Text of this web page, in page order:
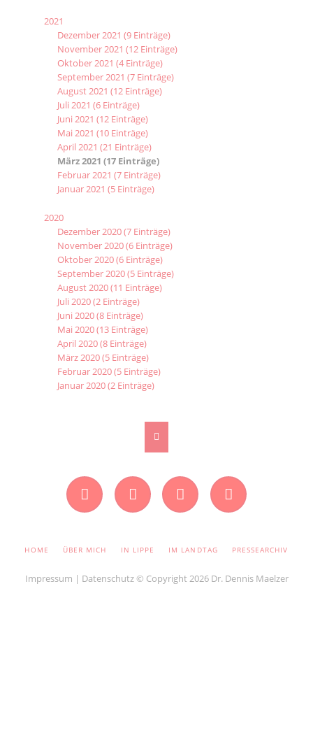
2021
Dezember 2021 (9 Einträge)
November 2021 (12 Einträge)
Oktober 2021 (4 Einträge)
September 2021 (7 Einträge)
August 2021 (12 Einträge)
Juli 2021 (6 Einträge)
Juni 2021 (12 Einträge)
Mai 2021 (10 Einträge)
April 2021 (21 Einträge)
März 2021 (17 Einträge)
Februar 2021 (7 Einträge)
Januar 2021 (5 Einträge)
2020
Dezember 2020 (7 Einträge)
November 2020 (6 Einträge)
Oktober 2020 (6 Einträge)
September 2020 (5 Einträge)
August 2020 (11 Einträge)
Juli 2020 (2 Einträge)
Juni 2020 (8 Einträge)
Mai 2020 (13 Einträge)
April 2020 (8 Einträge)
März 2020 (5 Einträge)
Februar 2020 (5 Einträge)
Januar 2020 (2 Einträge)
NAVIGATION
HOME ÜBER MICH IN LIPPE IM LANDTAG PRESSEARCHIV
Impressum | Datenschutz© Copyright 2026 Dr. Dennis Maelzer